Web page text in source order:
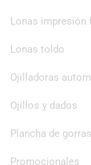
Lonas impresión
Lonas toldo
Ojilladoras
Ojillos y dados
Plancha de gorras
Promocionales